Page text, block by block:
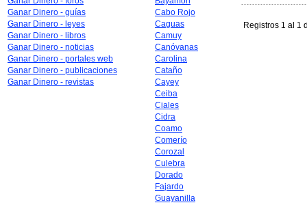
Ganar Dinero - guías
Ganar Dinero - leyes
Ganar Dinero - libros
Ganar Dinero - noticias
Ganar Dinero - portales web
Ganar Dinero - publicaciones
Ganar Dinero - revistas
Cabo Rojo
Caguas
Camuy
Canóvanas
Carolina
Cataño
Cayey
Ceiba
Ciales
Cidra
Coamo
Comerío
Corozal
Culebra
Dorado
Fajardo
Guayanilla
Registros 1 al 1